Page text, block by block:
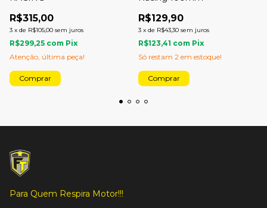
R$315,00
3 x de R$105,00 sem juros
R$299,25 com Pix
Atenção, última peça!
Comprar
R$129,90
3 x de R$43,30 sem juros
R$123,41 com Pix
Só restam 2 em estoque!
Comprar
Para Quem Respira Motor!!!